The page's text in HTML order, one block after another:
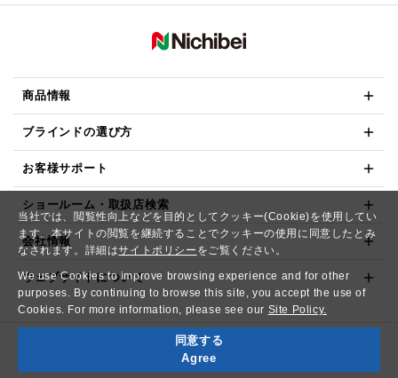
当社では、閲覧性向上などを目的としてクッキー(Cookie)を使用してい
ます。本サイトの閲覧を継続することでクッキーの使用に同意したとみ
なされます。詳細はサイトポリシー をご覧ください。
We use Cookies to improve browsing experience and for other
purposes. By continuing to browse this site, you accept the use of
Cookies. For more information, please see our Site Policy.
同意する
Agree
商品情報
ブラインドの選び方
お客様サポート
ショールーム・取扱店検索
会社情報
ウェブサイトについて
Copyright© NICHIBEI CO.,LTD. All Rights Reserved.